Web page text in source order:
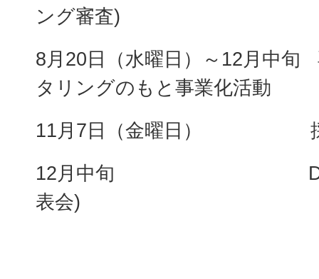
ング審査)
8月20日（水曜日）～12月中旬
タリングのもと事業化活動
11月7日（金曜日） 採
12月中旬
表会)